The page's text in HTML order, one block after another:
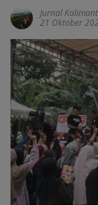
Jurnal
21 Oktober